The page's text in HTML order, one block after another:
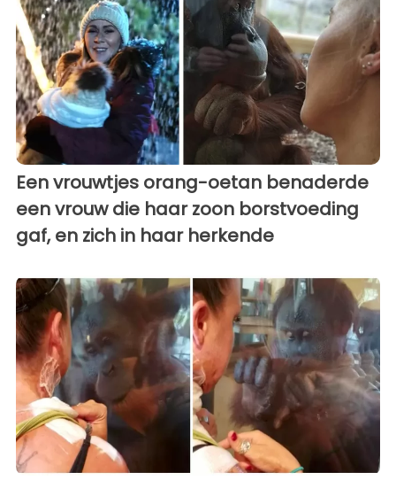
Een vrouwtjes orang-oetan benaderde
een vrouw die haar zoon borstvoeding
gaf, en zich in haar herkende